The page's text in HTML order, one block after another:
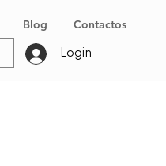
Blog Contactos
Login